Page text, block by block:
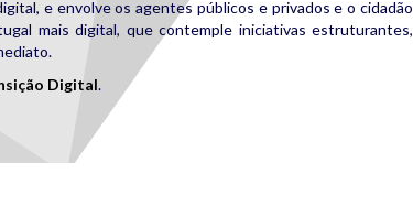
e envolve os agentes públicos e privados e o cidadão
mais digital, que contemple iniciativas estruturantes,
Digital.